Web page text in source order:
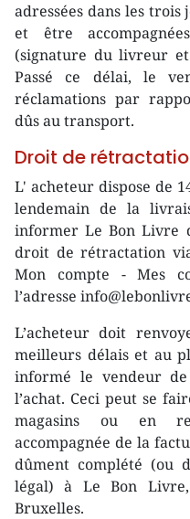
adressées dans les
et être
(signature du livreur
Passé ce délai, le
réclamations par
dûs au transport.
Droit de
L' acheteur dispose de
lendemain de la
informer Le Bon Livre
droit de rétractation
Mon compte - Mes
l’adresse
L’acheteur doit
meilleurs délais et au
informé le vendeur
l’achat. Ceci peut se
magasins ou en
accompagnée de la
dûment complété (ou
légal) à Le Bon
Bruxelles.